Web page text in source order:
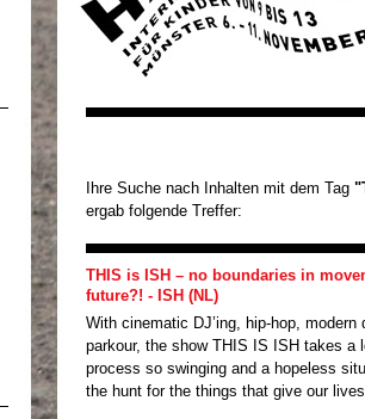
Ihre Suche nach Inhalten mit dem Tag
ergab folgende Treffer:
THIS is ISH – no boundaries in
future?! - ISH (NL)
With cinematic DJ’ing, hip-hop,
parkour, the show THIS IS ISH takes a
process so swinging and a hopeless
the hunt for the things that give our